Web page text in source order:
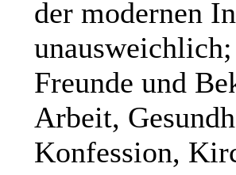
der modernen
Freunde und
Arbeit,
Konfession,